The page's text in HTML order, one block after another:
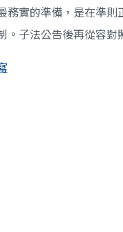
務實的準備，是在準
。子法公告後再從容